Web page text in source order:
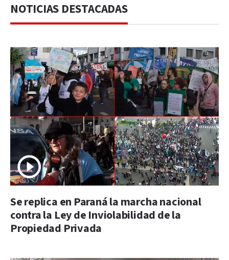
NOTICIAS DESTACADAS
Se replica en Paraná la marcha nacional
contra la Ley de Inviolabilidad de la
Propiedad Privada